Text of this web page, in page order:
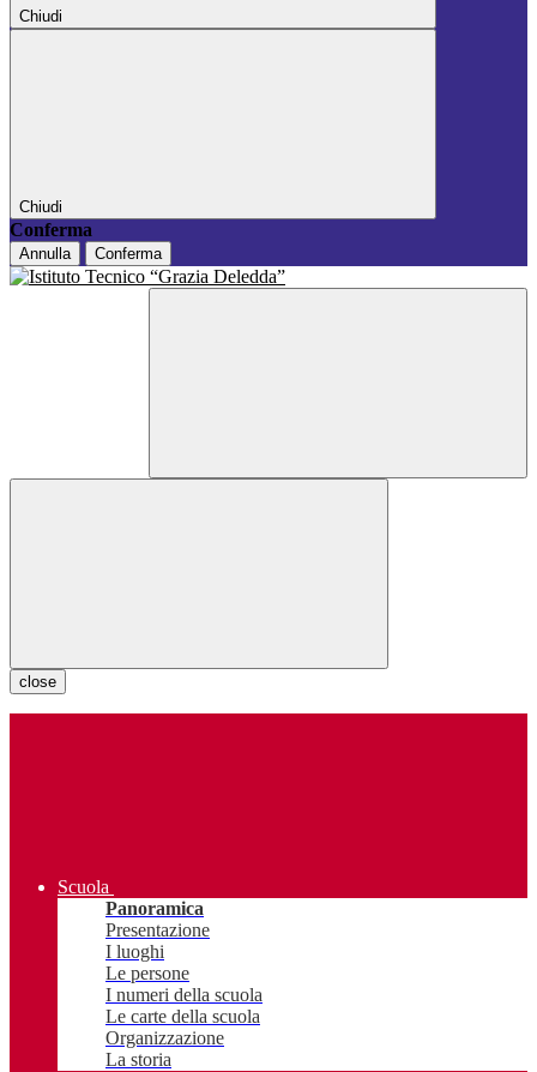
Chiudi
Chiudi
Conferma
Annulla Conferma
close
Scuola
Panoramica
Presentazione
I luoghi
Le persone
I numeri della scuola
Le carte della scuola
Organizzazione
La storia